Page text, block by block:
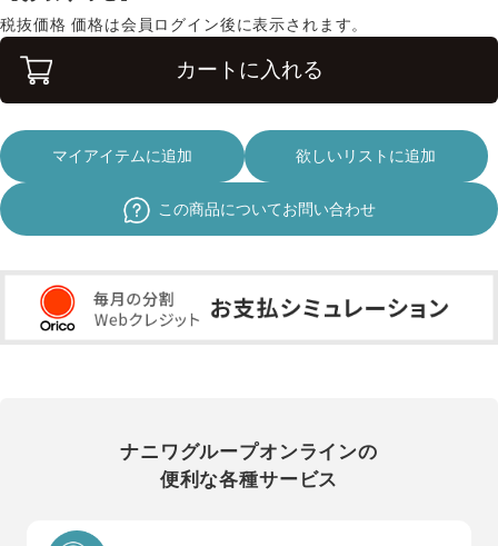
税抜価格 価格は会員ログイン後に表示されます。
カートに入れる
マイアイテムに追加 欲しいリストに追加
この商品についてお問い合わせ
ナニワグループオンラインの
便利な各種サービス